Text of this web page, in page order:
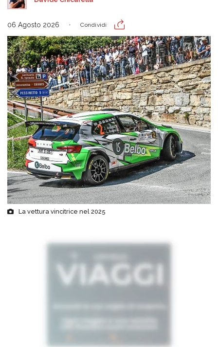
06 Agosto 2026 Condividi
La vettura vincitrice nel 2025